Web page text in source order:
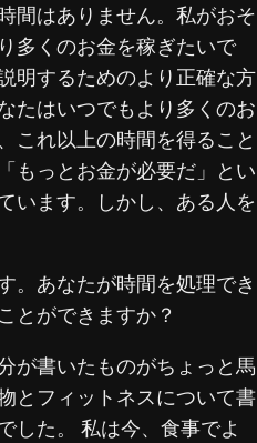
間はありません。私がおそ
多くのお金を稼ぎたいで
明するためのより正確な方
たはいつでもより多くのお
これ以上の時間を得ること
もっとお金が必要だ」とい
います。しかし、ある人を
。あなたが時間を処理でき
とができますか？
が書いたものがちょっと馬
とフィットネスについて書
した。 私は今、食事でよ